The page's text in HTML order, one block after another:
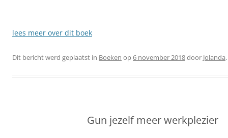
lees meer over dit boek
Dit bericht werd geplaatst in Boeken op6 november 2018door Jolanda.
Gun jezelf meer werkplezier